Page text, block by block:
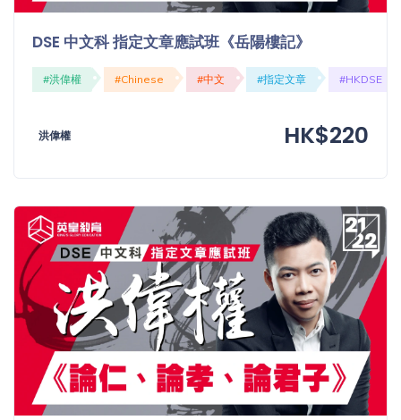
DSE 中文科 指定文章應試班《岳陽樓記》
#洪偉權 #Chinese #中文 #指定文章 #HKDSE
洪偉權 HK$220